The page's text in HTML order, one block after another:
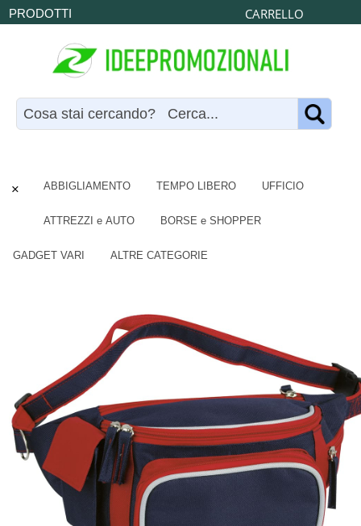
CARRELLO
× ABBIGLIAMENTO TEMPO LIBERO UFFICIO
ATTREZZI e AUTO BORSE e SHOPPER
GADGET VARI ALTRE CATEGORIE
PRODOTTI